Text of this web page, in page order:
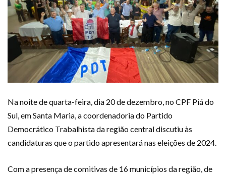
Na noite de quarta-feira, dia 20 de dezembro, no CPF Piá do
Sul, em Santa Maria, a coordenadoria do Partido
Democrático Trabalhista da região central discutiu às
candidaturas que o partido apresentará nas eleições de 2024.
Com a presença de comitivas de 16 municípios da região, de